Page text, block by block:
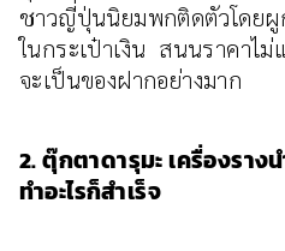
ชาวญี่ปุ่นนิยมพกติดตัวโดยผู
ในกระเป๋าเงิน สนนราคาไม่
จะเป็นของฝากอย่างมาก
2. ตุ๊กตาดารุมะ เครื่องรา
ทำอะไรก็สำเร็จ